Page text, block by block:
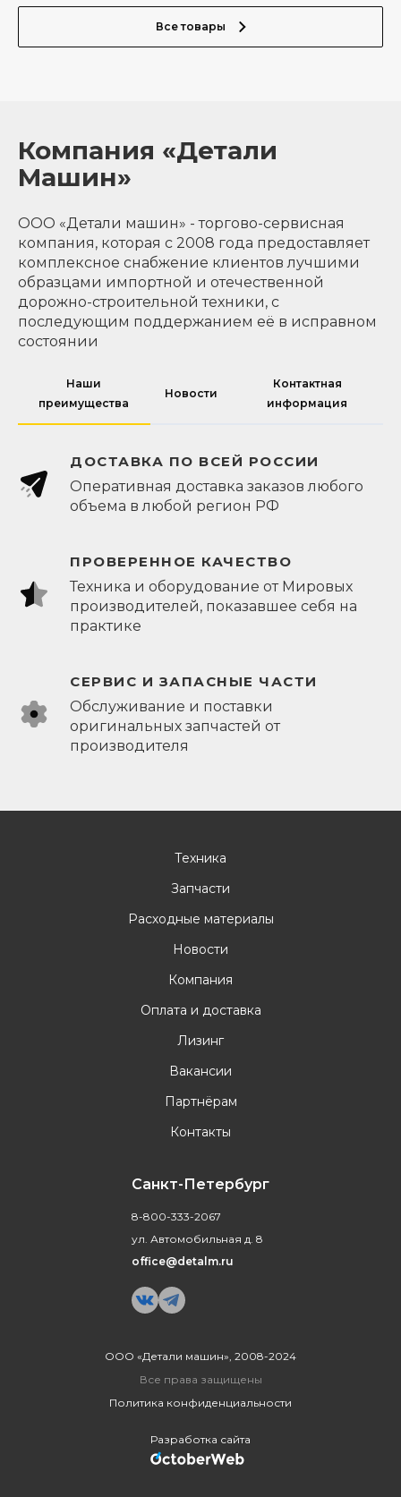
Все товары
Компания «Детали
Машин»
ООО «Детали машин» - торгово-сервисная
компания, которая с 2008 года предоставляет
комплексное снабжение клиентов лучшими
образцами импортной и отечественной
дорожно-строительной техники, с
последующим поддержанием её в исправном
состоянии
Наши
преимущества
Новости
Контактная
информация
ДОСТАВКА ПО ВСЕЙ РОССИИ
Оперативная доставка заказов любого
объема в любой регион РФ
ПРОВЕРЕННОЕ КАЧЕСТВО
Техника и оборудование от Мировых
производителей, показавшее себя на
практике
СЕРВИС И ЗАПАСНЫЕ ЧАСТИ
Обслуживание и поставки
оригинальных запчастей от
производителя
ООО «Детали машин», 2008-2024
Все права защищены
Политика конфиденциальности
Разработка сайта
Техника
Запчасти
Расходные материалы
Новости
Компания
Оплата и доставка
Лизинг
Вакансии
Партнёрам
Контакты
Санкт-Петербург
8-800-333-2067
ул. Автомобильная д. 8
office@detalm.ru